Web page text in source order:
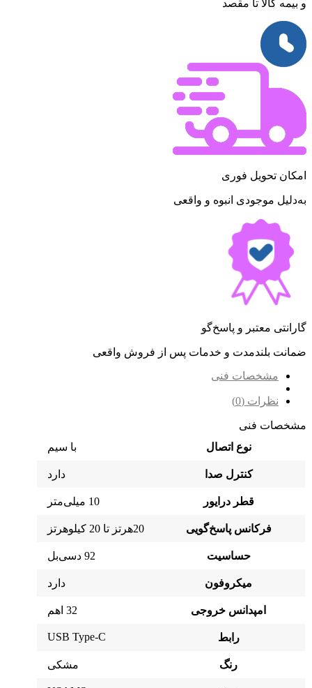
و بیمه کالا تا مقصد
امکان تحویل فوری
به‌دلیل موجودی انبوه و واقعی
گارانتی معتبر و پاسخ‌گو
ضمانت بلندمدت و خدمات پس از فروش واقعی
مشخصات فنی
نظرات (0)
مشخصات فنی
نوع اتصال
با سیم
کنترل صدا دارد
قطر درایور 10 میلی‌متر
فرکانس پاسخ‌گویی 20هرتز تا 20 کیلوهرتز
حساسیت 92 دسی‌بل
میکروفون دارد
امپدانس خروجی 32 اهم
رابط USB Type-C
رنگ مشکی